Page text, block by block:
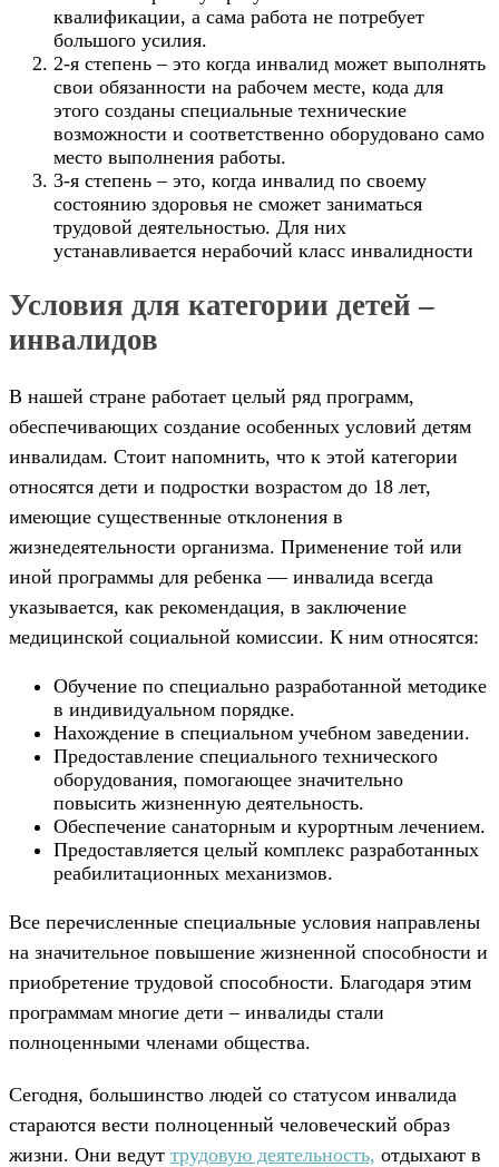
квалификации, а сама работа не потребует
большого усилия.
2-я степень – это когда инвалид может выполнять
свои обязанности на рабочем месте, кода для
этого созданы специальные технические
возможности и соответственно оборудовано само
место выполнения работы.
3-я степень – это, когда инвалид по своему
состоянию здоровья не сможет заниматься
трудовой деятельностью. Для них
устанавливается нерабочий класс инвалидности
Условия для категории детей –
инвалидов
В нашей стране работает целый ряд программ,
обеспечивающих создание особенных условий детям
инвалидам. Стоит напомнить, что к этой категории
относятся дети и подростки возрастом до 18 лет,
имеющие существенные отклонения в
жизнедеятельности организма. Применение той или
иной программы для ребенка — инвалида всегда
указывается, как рекомендация, в заключение
медицинской социальной комиссии. К ним относятся:
Обучение по специально разработанной методике
в индивидуальном порядке.
Нахождение в специальном учебном заведении.
Предоставление специального технического
оборудования, помогающее значительно
повысить жизненную деятельность.
Обеспечение санаторным и курортным лечением.
Предоставляется целый комплекс разработанных
реабилитационных механизмов.
Все перечисленные специальные условия направлены
на значительное повышение жизненной способности и
приобретение трудовой способности. Благодаря этим
программам многие дети – инвалиды стали
полноценными членами общества.
Сегодня, большинство людей со статусом инвалида
стараются вести полноценный человеческий образ
жизни. Они ведут трудовую деятельность, отдыхают в